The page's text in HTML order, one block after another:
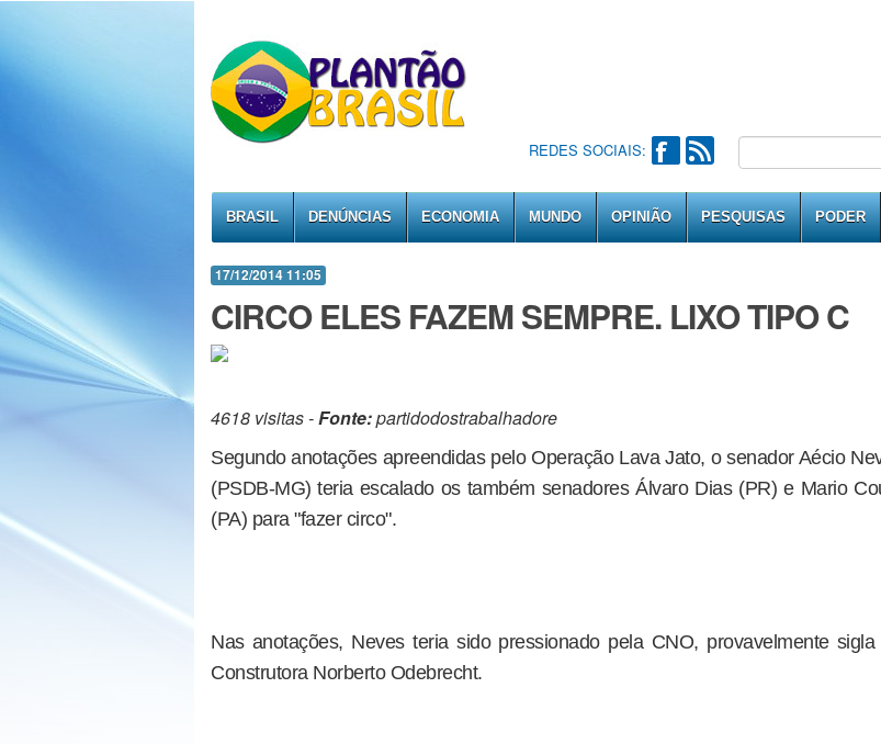
REDES SOCIAIS:
BRASIL DENÚNCIAS ECONOMIA MUNDO OPINIÃO PESQUISAS PODER
17/12/2014 11:05
CIRCO ELES FAZEM SEMPRE. LIXO TIPO C
4618 visitas -Fonte:partidodostrabalhadore
Segundo anotações apreendidas pelo Operação Lava Jato, o senador Aécio
(PSDB-MG) teria escalado os também senadores Álvaro Dias (PR) e Mario
(PA) para "fazer circo".
Nas anotações, Neves teria sido pressionado pela CNO, provavelmente sigla
Construtora Norberto Odebrecht.